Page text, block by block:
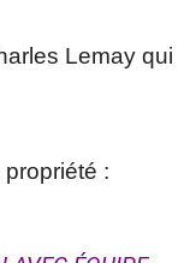
Lemay qui
propriété :